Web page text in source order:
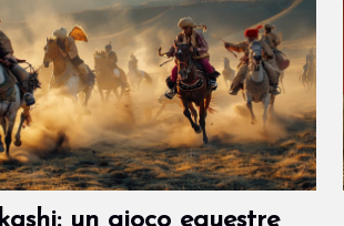
un gioco equestre